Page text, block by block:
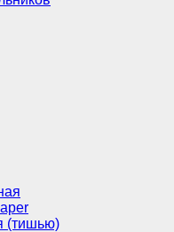
(тишью)